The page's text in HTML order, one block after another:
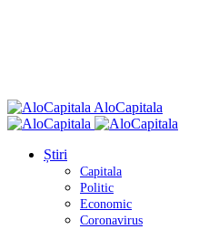
AloCapitala
Știri
Capitala
Politic
Economic
Coronavirus